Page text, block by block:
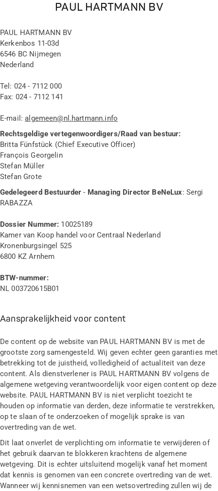
PAUL HARTMANN BV
PAUL HARTMANN BV
Kerkenbos 11-03d
6546 BC Nijmegen
Nederland
Tel: 024 - 7112 000
Fax: 024 - 7112 141
E-mail:algemeen@nl.hartmann.info
Rechtsgeldige vertegenwoordigers/Raad van bestuur:
Britta Fünfstück (Chief Executive Officer)
François Georgelin
Stefan Müller
Stefan Grote
Gedelegeerd Bestuurder - Managing Director BeNeLux: Sergi
RABAZZA
Dossier Nummer: 10025189
Kamer van Koop handel voor Centraal Nederland
Kronenburgsingel 525
6800 KZ Arnhem
BTW-nummer:
NL 003720615B01
Aansprakelijkheid voor content
De content op de website van PAUL HARTMANN BV is met de
grootste zorg samengesteld. Wij geven echter geen garanties met
betrekking tot de juistheid, volledigheid of actualiteit van deze
content. Als dienstverlener is PAUL HARTMANN BV volgens de
algemene wetgeving verantwoordelijk voor eigen content op deze
website. PAUL HARTMANN BV is niet verplicht toezicht te
houden op informatie van derden, deze informatie te verstrekken,
op te slaan of te onderzoeken of mogelijk sprake is van
overtreding van de wet.
Dit laat onverlet de verplichting om informatie te verwijderen of
het gebruik daarvan te blokkeren krachtens de algemene
wetgeving. Dit is echter uitsluitend mogelijk vanaf het moment
dat kennis is genomen van een concrete overtreding van de wet.
Wanneer wij kennisnemen van een wetsovertreding zullen wij de